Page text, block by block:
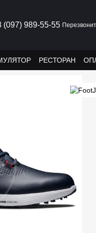
(097) 989-55-55
РЕСТОРАН